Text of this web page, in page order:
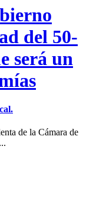
del 50-
será un
de la Cámara de